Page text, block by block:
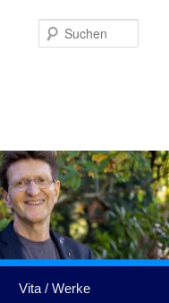
Vita / Werke